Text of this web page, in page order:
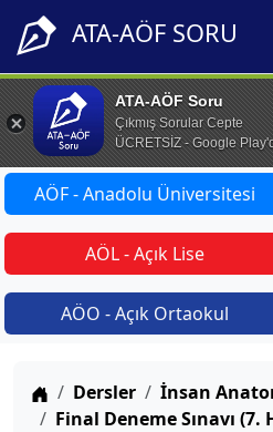
ATA-AÖF SORU
ATA-AÖF Soru
Çıkmış Sorular Cepte
ÜCRETSİZ - Google
AÖF - Anadolu Üniversitesi
AÖL - Açık Lise
AÖO - Açık Ortaokul
Anasayfa
Dersler
İnsan
Final Deneme Sınavı (7.